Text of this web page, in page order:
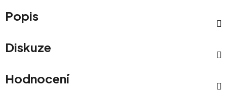
Popis
Diskuze
Hodnocení